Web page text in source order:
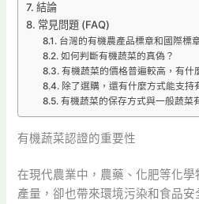
結論
常見問題 (FAQ)
台灣的有機農產品標章和國際標
如何判斷有機蔬菜的真偽？
有機蔬菜的價格普遍較高，有什
除了選購，還有什麼方式能支持
有機蔬菜的保存方式與一般蔬菜
有機蔬菜認證的重要性
在現代農業中，農藥、化肥等化
產量，卻也帶來環境污染和食品